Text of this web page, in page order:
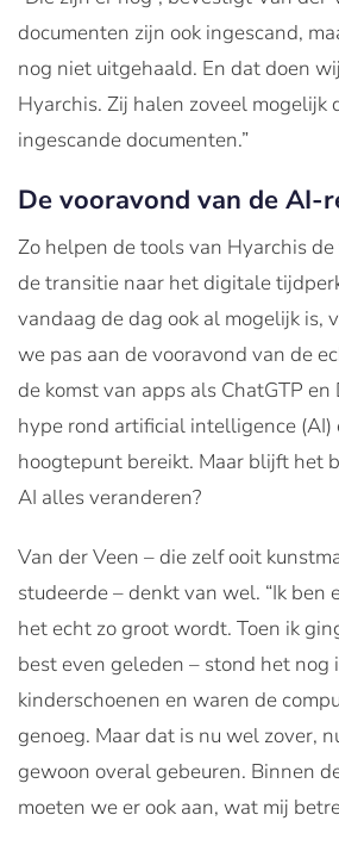
documenten zijn ook ingescand,
nog niet uitgehaald. En dat doen
Hyarchis. Zij halen zoveel mogelijk
ingescande documenten.”
De vooravond van de AI-
Zo helpen de tools van Hyarchis
de transitie naar het digitale
vandaag de dag ook al mogelijk is,
we pas aan de vooravond van de
de komst van apps als ChatGTP en
hype rond artificial intelligence (AI)
hoogtepunt bereikt. Maar blijft het
AI alles veranderen?
Van der Veen – die zelf ooit
studeerde – denkt van wel. “Ik
het echt zo groot wordt. Toen ik
best even geleden – stond het nog
kinderschoenen en waren de
genoeg. Maar dat is nu wel zover,
gewoon overal gebeuren. Binnen
moeten we er ook aan, wat mij